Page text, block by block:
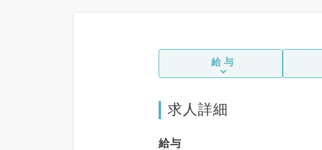
給与
求人詳細
給与